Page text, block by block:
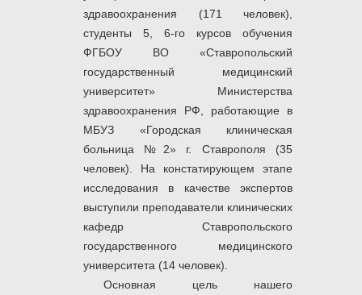
здравоохранения (171 человек),
студенты 5, 6-го курсов обучения
ФГБОУ ВО «Ставропольский
государственный медицинский
университет» Министерства
здравоохранения РФ, работающие в
МБУЗ «Городская клиническая
больница №2» г. Ставрополя (35
человек). На констатирующем этапе
исследования в качестве экспертов
выступили преподаватели клинических
кафедр Ставропольского
государственного медицинского
университета (14 человек).
Основная цель нашего